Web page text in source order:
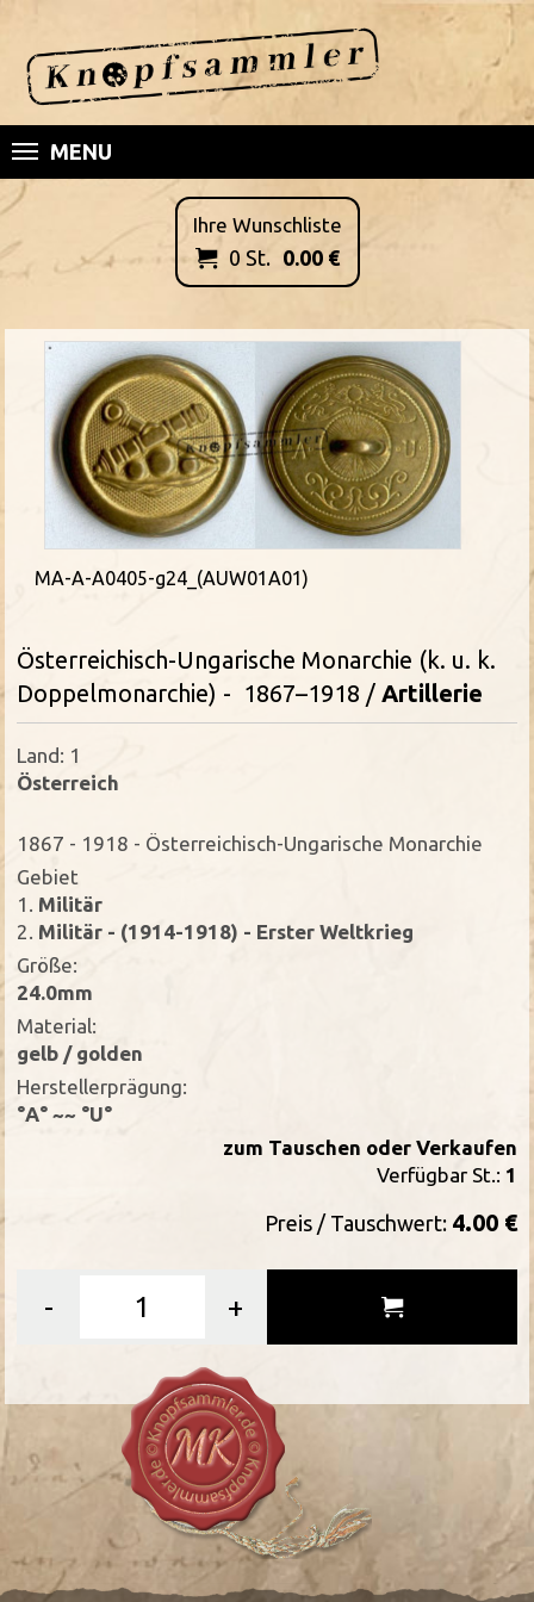
MENU
Ihre Wunschliste
 0 St. 0.00€
MA-A-A0405-g24_(AUW01A01)
Österreichisch-Ungarische Monarchie (k. u. k.
Doppelmonarchie) - 1867–1918 /Artillerie
Land: 1
Österreich
1867 - 1918 - Österreichisch-Ungarische Monarchie
Gebiet
1.
Militär
2. Militär - (1914-1918) - Erster Weltkrieg
Größe:
24.0mm
Material:
gelb / golden
Herstellerprägung:
°A° ~~ °U°
zum Tauschen oder Verkaufen
Verfügbar St.: 1
Preis / Tauschwert: 4.00 €
- +